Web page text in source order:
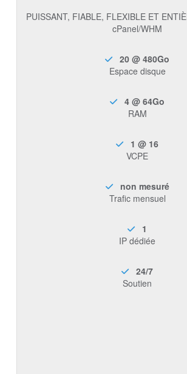
PUISSANT, FIABLE, FLEXIBLE ET
cPanel/WHM
20 @ 480Go
Espace disque
4 @ 64Go
RAM
1 @ 16
VCPE
non mesuré
Trafic mensuel
1
IP dédiée
24/7
Soutien